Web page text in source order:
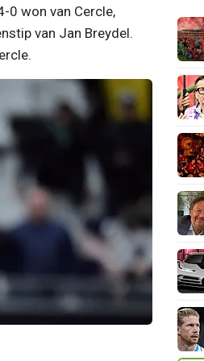
0 won van Cercle,
van Jan Breydel.